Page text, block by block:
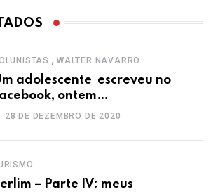
, WALTER NAVARRO
adolescente escreveu no
ontem…
28 DE DEZEMBRO DE 2020
– Parte IV: meus